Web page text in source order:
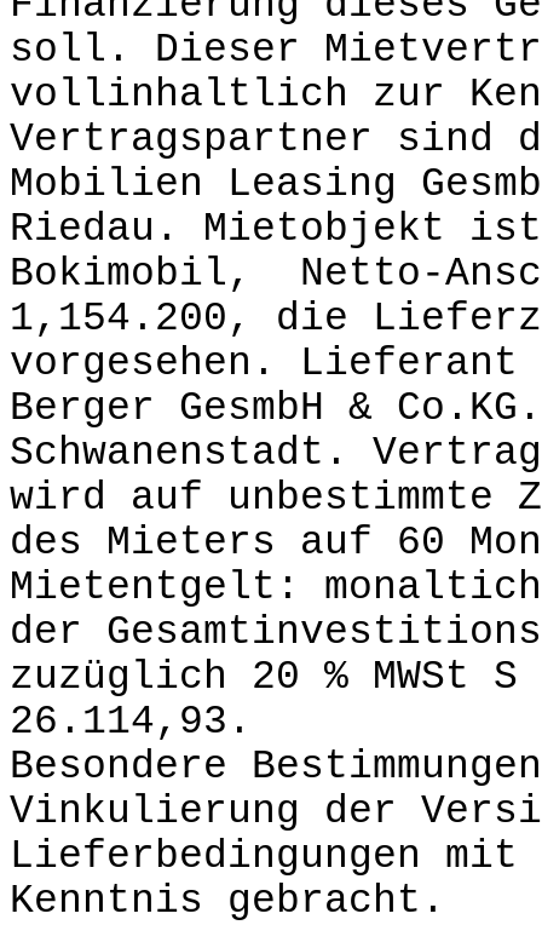
soll. Dieser
vollinhaltlich zur
Vertragspartner sind
Mobilien Leasing
Riedau. Mietobjekt
Bokimobil, Netto-
1,154.200, die
vorgesehen.
Berger GesmbH &
Schwanenstadt.
wird auf unbestimmte
des Mieters auf 60
Mietentgelt:
der
zuzüglich 20 % MWSt S
26.114,93.
Besondere
Vinkulierung der
Lieferbedingungen mit
Kenntnis gebracht.